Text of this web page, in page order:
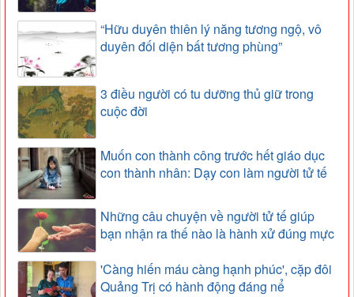
“Hữu duyên thiên lý năng tương ngộ, vô
duyên đối diện bất tương phùng”
3 điều người có tu dưỡng thủ giữ trong
cuộc đời
Muốn con thành công trước hết giáo dục
con thành nhân: Dạy con làm người tử tế
Những câu chuyện về người tử tế giúp
bạn nhận ra thế nào là hành xử đúng mực
'Càng hiến máu càng hạnh phúc', cặp đôi
Quảng Trị có hành động đáng nể